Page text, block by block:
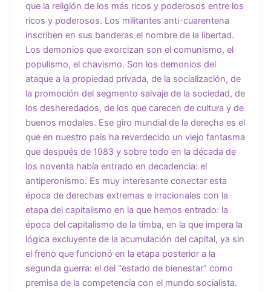
que la religión de los más ricos y poderosos entre los
ricos y poderosos. Los militantes anti-cuarentena
inscriben en sus banderas el nombre de la libertad.
Los demonios que exorcizan son el comunismo, el
populismo, el chavismo. Son los demonios del
ataque a la propiedad privada, de la socialización, de
la promoción del segmento salvaje de la sociedad, de
los desheredados, de los que carecen de cultura y de
buenos modales. Ese giro mundial de la derecha es el
que en nuestro país ha reverdecido un viejo fantasma
que después de 1983 y sobre todo en la década de
los noventa había entrado en decadencia: el
antiperonismo. Es muy interesante conectar esta
época de derechas extremas e irracionales con la
etapa del capitalismo en la que hemos entrado: la
época del capitalismo de la timba, en la que impera la
lógica excluyente de la acumulación del capital, ya sin
el freno que funcionó en la etapa posterior a la
segunda guerra: el del “estado de bienestar” como
premisa de la competencia con el mundo socialista.